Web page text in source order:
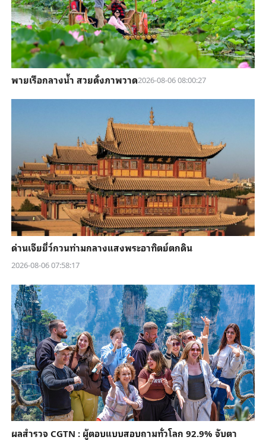
พายเรือกลางน้ำ สวยดั่งภาพวาด2026-08-06 08:00:27
ด่านเจียยี่ว์กวนท่ามกลางแสงพระอาทิตย์ตกดิน
2026-08-06 07:58:17
ผลสำรวจ CGTN : ผู้ตอบแบบสอบถามทั่วโลก 92.9% จับตา